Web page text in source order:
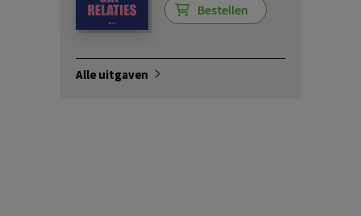
Bestellen
Alle uitgaven